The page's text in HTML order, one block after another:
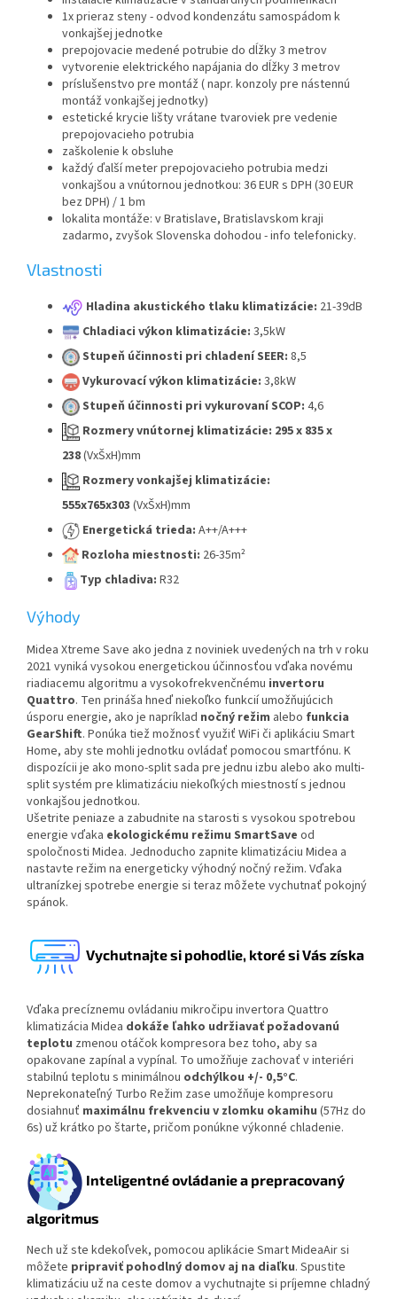
1x prieraz steny - odvod kondenzátu samospádom k
vonkajšej jednotke
prepojovacie medené potrubie do dĺžky 3 metrov
vytvorenie elektrického napájania do dĺžky 3 metrov
príslušenstvo pre montáž ( napr. konzoly pre nástennú
montáž vonkajšej jednotky)
estetické krycie lišty vrátane tvaroviek pre vedenie
prepojovacieho potrubia
zaškolenie k obsluhe
každý ďalší meter prepojovacieho potrubia medzi
vonkajšou a vnútornou jednotkou: 36 EUR s DPH (30 EUR
bez DPH) / 1 bm
lokalita montáže: v Bratislave, Bratislavskom kraji
zadarmo, zvyšok Slovenska dohodou - info telefonicky.
Vlastnosti
Hladina akustického tlaku klimatizácie: 21-39dB
Chladiaci výkon klimatizácie: 3,5kW
Stupeň účinnosti pri chladení SEER: 8,5
Vykurovací výkon klimatizácie: 3,8kW
Stupeň účinnosti pri vykurovaní SCOP: 4,6
Rozmery vnútornej klimatizácie: 295 x 835 x
238(VxŠxH)mm
Rozmery vonkajšej klimatizácie:
555x765x303 (VxŠxH)mm
Energetická trieda: A++/A+++
Rozloha miestnosti: 26-35m²
Typ chladiva: R32
Výhody
Midea Xtreme Save ako jedna z noviniek uvedených na trh v roku
2021 vyniká vysokou energetickou účinnosťou vďaka novému
riadiacemu algoritmu a vysokofrekvenčnému invertoru
Quattro. Ten prináša hneď niekoľko funkcií umožňujúcich
úsporu energie, ako je napríklad nočný režim alebo funkcia
GearShift. Ponúka tiež možnosť využiť WiFi či aplikáciu Smart
Home, aby ste mohli jednotku ovládať pomocou smartfónu. K
dispozícii je ako mono-split sada pre jednu izbu alebo ako multi-
split systém pre klimatizáciu niekoľkých miestností s jednou
vonkajšou jednotkou.
Ušetrite peniaze a zabudnite na starosti s vysokou spotrebou
energie vďaka ekologickému režimu SmartSave od
spoločnosti Midea. Jednoducho zapnite klimatizáciu Midea a
nastavte režim na energeticky výhodný nočný režim. Vďaka
ultranízkej spotrebe energie si teraz môžete vychutnať pokojný
spánok.
Vychutnajte si pohodlie, ktoré si Vás získa
Vďaka precíznemu ovládaniu mikročipu invertora Quattro
klimatizácia Midea dokáže ľahko udržiavať požadovanú
teplotu zmenou otáčok kompresora bez toho, aby sa
opakovane zapínal a vypínal. To umožňuje zachovať v interiéri
stabilnú teplotu s minimálnou odchýlkou +/- 0,5°C.
Neprekonateľný Turbo Režim zase umožňuje kompresoru
dosiahnuť maximálnu frekvenciu v zlomku okamihu (57Hz do
6s) už krátko po štarte, pričom ponúkne výkonné chladenie.
Inteligentné ovládanie a prepracovaný
algoritmus
Nech už ste kdekoľvek, pomocou aplikácie Smart MideaAir si
môžete pripraviť pohodlný domov aj na diaľku. Spustite
klimatizáciu už na ceste domov a vychutnajte si príjemne chladný